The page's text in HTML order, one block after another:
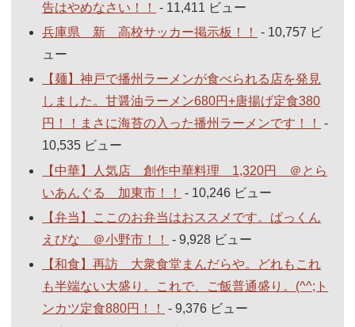
告はやめなさい！！
- 11,411 ビュー
兵庫県 新 高校サッカー掲示板！！
- 10,757 ビ
ュー
【麺】神戸で播州ラーメンが食べられる店を発見
しました。甘醤油ラーメン680円+唐揚げ定食380
円！！まさに海苔の入った播州ラーメンです！！
-
10,535 ビュー
【中華】人気店 創作中華料理 1,320円 ＠とら
いあんぐる 加東市！！
- 10,246 ビュー
【弁当】ここのお弁当はおススメです。ぱっくん
えびな ＠小野市！！
- 9,928 ビュー
【和食】再訪 大衆食堂まんだらや。どれもこれ
も半端ない大盛り。これで、ご飯普通盛り。(^^;ト
ンカツ定食880円！！
- 9,376 ビュー